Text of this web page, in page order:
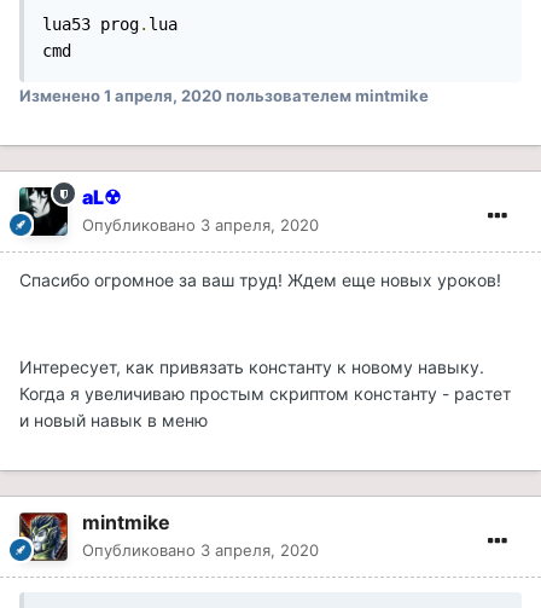
lua53 prog. lua
cmd
Изменено1 апреля, 2020пользователем mintmike
aL☢
Опубликовано 3 апреля, 2020
Спасибо огромное за ваш труд! Ждем еще новых уроков!
Интересует, как привязать константу к новому навыку.
Когда я увеличиваю простым скриптом константу - растет
и новый навык в меню
mintmike
Опубликовано 3 апреля, 2020